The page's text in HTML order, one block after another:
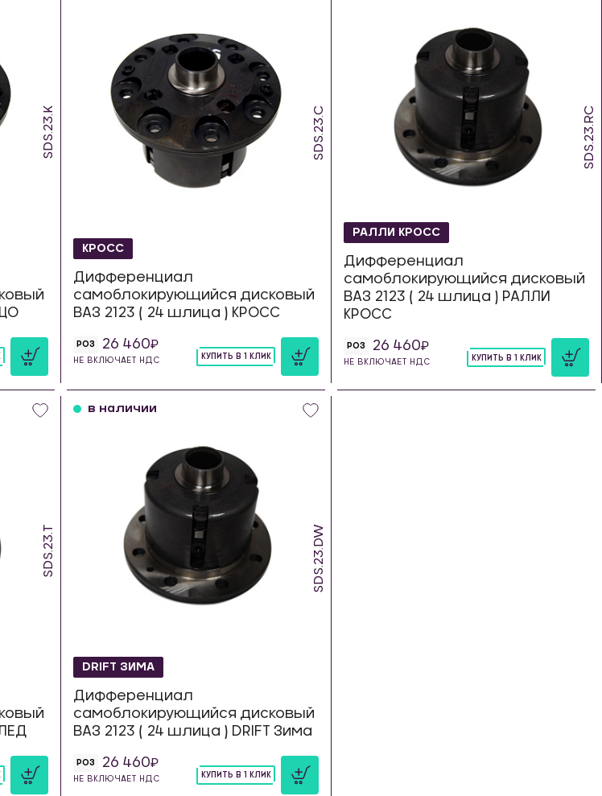
SDS.23.K SDS.23.C
КРОСС
Дифференциал
самоблокирующийся дисковый
ВАЗ 2123 ( 24 шлица ) КРОСС
РОЗ 26 460
НЕ ВКЛЮЧАЕТ НДС КУПИТЬ В 1 КЛИК
SDS.23.RC
РАЛЛИ КРОСС
Дифференциал
самоблокирующийся дисковый
ВАЗ 2123 ( 24 шлица ) РАЛЛИ
КРОСС
РОЗ 26 460
НЕ ВКЛЮЧАЕТ НДС КУПИТЬ В 1 КЛИК
SDS.23.T SDS.23.DW
в наличии
DRIFT ЗИМА
Дифференциал
самоблокирующийся дисковый
ВАЗ 2123 ( 24 шлица ) DRIFT Зима
РОЗ 26 460
НЕ ВКЛЮЧАЕТ НДС КУПИТЬ В 1 КЛИК